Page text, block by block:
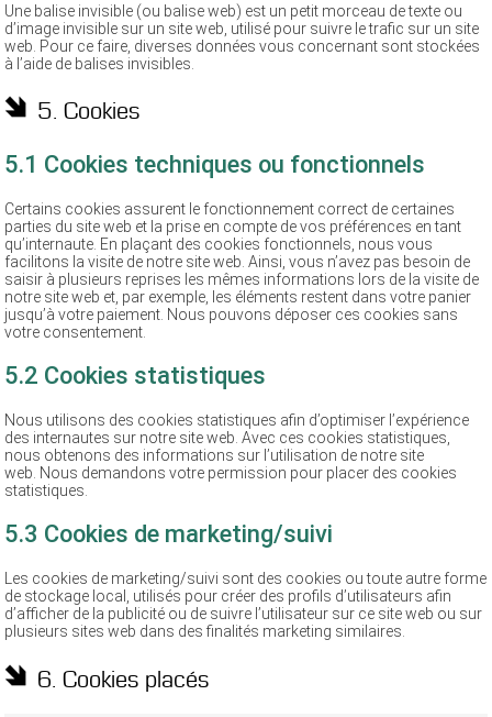
Une balise invisible (ou balise web) est un petit morceau de texte ou
d’image invisible sur un site web, utilisé pour suivre le trafic sur un site
web. Pour ce faire, diverses données vous concernant sont stockées
à l’aide de balises invisibles.
5. Cookies
5.1 Cookies techniques ou fonctionnels
Certains cookies assurent le fonctionnement correct de certaines
parties du site web et la prise en compte de vos préférences en tant
qu’internaute. En plaçant des cookies fonctionnels, nous vous
facilitons la visite de notre site web. Ainsi, vous n’avez pas besoin de
saisir à plusieurs reprises les mêmes informations lors de la visite de
notre site web et, par exemple, les éléments restent dans votre panier
jusqu’à votre paiement. Nous pouvons déposer ces cookies sans
votre consentement.
5.2 Cookies statistiques
Nous utilisons des cookies statistiques afin d’optimiser l’expérience
des internautes sur notre site web. Avec ces cookies statistiques,
nous obtenons des informations sur l’utilisation de notre site
web. Nous demandons votre permission pour placer des cookies
statistiques.
5.3 Cookies de marketing/suivi
Les cookies de marketing/suivi sont des cookies ou toute autre forme
de stockage local, utilisés pour créer des profils d’utilisateurs afin
d’afficher de la publicité ou de suivre l’utilisateur sur ce site web ou sur
plusieurs sites web dans des finalités marketing similaires.
6. Cookies placés